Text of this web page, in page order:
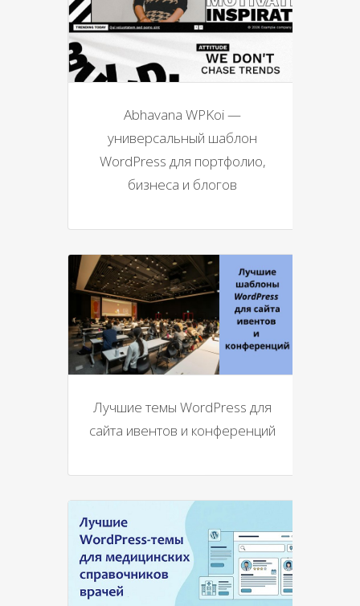
Abhavana WPKoi —
универсальный шаблон
WordPress для портфолио,
бизнеса и блогов
Лучшие темы WordPress для
сайта ивентов и конференций